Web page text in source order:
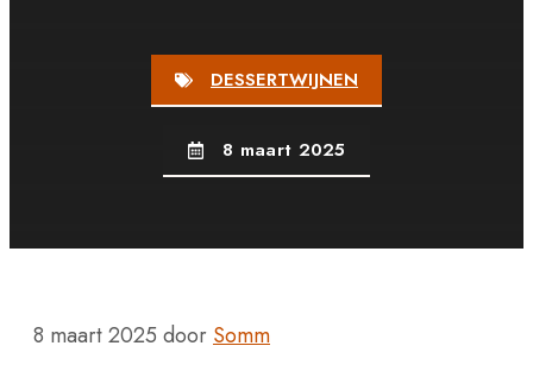
DESSERTWIJNEN
8 maart 2025
8 maart 2025 doorSomm